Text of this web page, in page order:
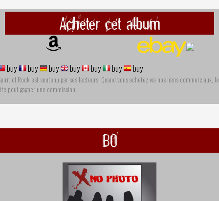
Acheter cet album
buy buy buy buy buy buy buy
of Rock est soutenu par ses lecteurs. Quand vous achetez via nos liens commerciaux, le
peut gagner une commission
BO